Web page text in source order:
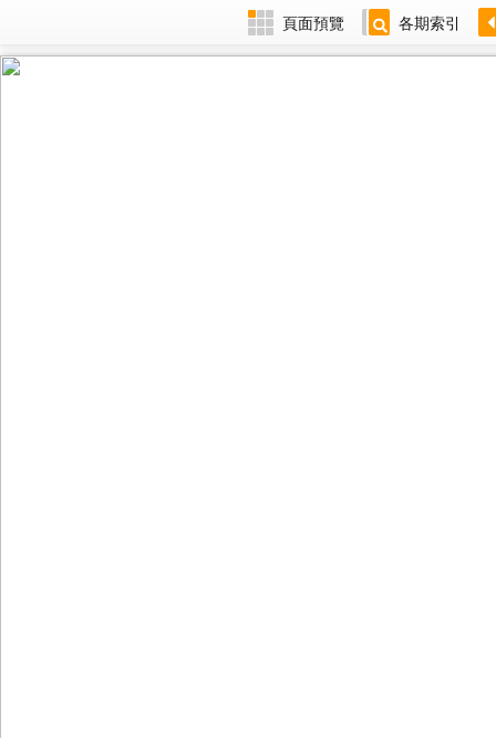
頁面預覽 各期索引